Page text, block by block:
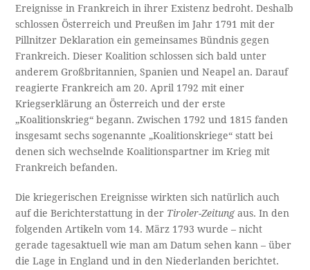
Ereignisse in Frankreich in ihrer Existenz bedroht. Deshalb
schlossen Österreich und Preußen im Jahr 1791 mit der
Pillnitzer Deklaration ein gemeinsames Bündnis gegen
Frankreich. Dieser Koalition schlossen sich bald unter
anderem Großbritannien, Spanien und Neapel an. Darauf
reagierte Frankreich am 20. April 1792 mit einer
Kriegserklärung an Österreich und der erste
„Koalitionskrieg“ begann. Zwischen 1792 und 1815 fanden
insgesamt sechs sogenannte „Koalitionskriege“ statt bei
denen sich wechselnde Koalitionspartner im Krieg mit
Frankreich befanden.
Die kriegerischen Ereignisse wirkten sich natürlich auch
auf die Berichterstattung in der Tiroler-Zeitungaus. In den
folgenden Artikeln vom 14. März 1793 wurde – nicht
gerade tagesaktuell wie man am Datum sehen kann – über
die Lage in England und in den Niederlanden berichtet.